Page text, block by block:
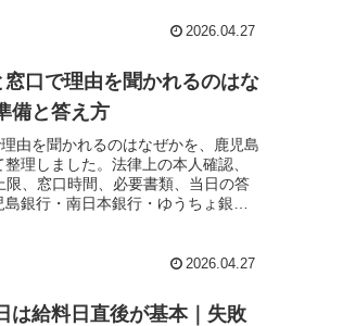
2026.04.27
口で理由を聞かれるのはな
備と答え方
由を聞かれるのはなぜかを、鹿児島
理しました。法律上の本人確認、
、窓口時間、必要書類、当日の答
銀行・南日本銀行・ゆうちょ銀行
2026.04.27
は給料日直後が基本｜失敗